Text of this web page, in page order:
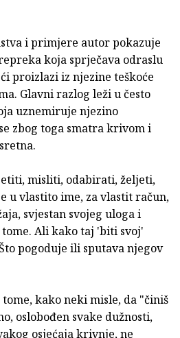
i primjere autor pokazuje
koja sprječava odraslu
proizlazi iz njezine teškoće
Glavni razlog leži u često
uznemiruje njezino
zbog toga smatra krivom i
misliti, odabirati, željeti,
u vlastito ime, za vlastit račun,
svjestan svojeg uloga i
Ali kako taj 'biti svoj'
pogoduje ili sputava njegov
kako neki misle, da "činiš
oslobođen svake dužnosti,
osjećaja krivnje, ne